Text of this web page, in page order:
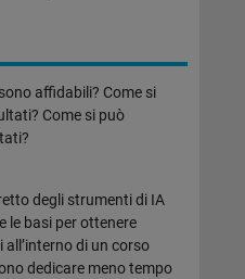
affidabili? Come si
Come si può
degli strumenti di IA
le basi per ottenere
di un corso
dedicare meno tempo